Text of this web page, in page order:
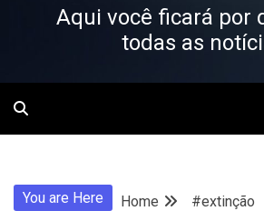
Aqui você ficará por
todas as
You are Here Home #extinção